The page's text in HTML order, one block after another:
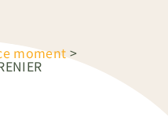
moment>